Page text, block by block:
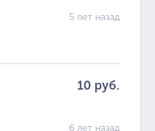
5 лет назад
10 руб.
6 лет назад